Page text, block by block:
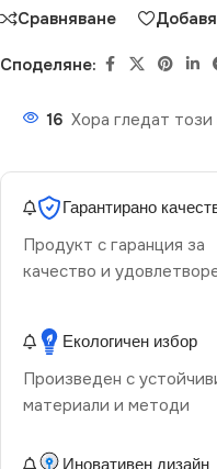
Сравняване
Споделяне:
16 Хора гледат този
Гарантирано
Продукт с гаранция за
качество и
Екологичен избор
Произведен с
материали и методи
Иновативен дизайн